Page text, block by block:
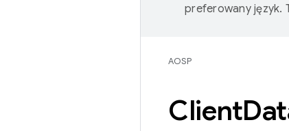
preferowany język.
AOSP
Client